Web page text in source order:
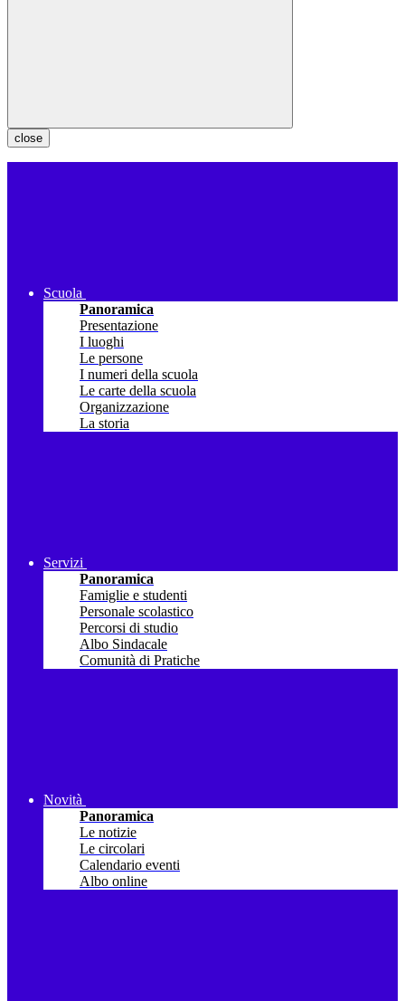
close
Scuola
Panoramica
Presentazione
I luoghi
Le persone
I numeri della scuola
Le carte della scuola
Organizzazione
La storia
Servizi
Panoramica
Famiglie e studenti
Personale scolastico
Percorsi di studio
Albo Sindacale
Comunità di Pratiche
Novità
Panoramica
Le notizie
Le circolari
Calendario eventi
Albo online